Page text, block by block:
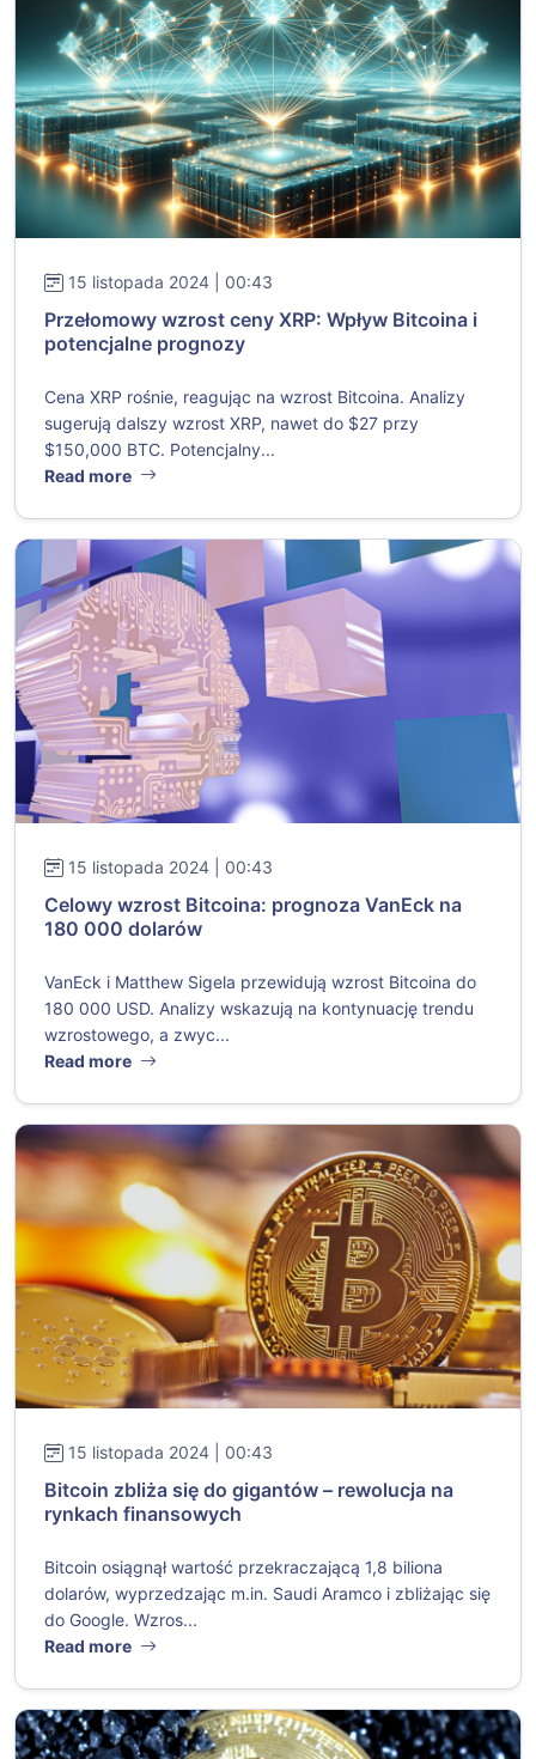
15 listopada 2024 | 00:43
Przełomowy wzrost ceny XRP: Wpływ Bitcoina i
potencjalne prognozy
Cena XRP rośnie, reagując na wzrost Bitcoina. Analizy
sugerują dalszy wzrost XRP, nawet do $27 przy
$150,000 BTC. Potencjalny...
Read more
15 listopada 2024 | 00:43
Celowy wzrost Bitcoina: prognoza VanEck na
180 000 dolarów
VanEck i Matthew Sigela przewidują wzrost Bitcoina do
180 000 USD. Analizy wskazują na kontynuację trendu
wzrostowego, a zwyc...
Read more
15 listopada 2024 | 00:43
Bitcoin zbliża się do gigantów – rewolucja na
rynkach finansowych
Bitcoin osiągnął wartość przekraczającą 1,8 biliona
dolarów, wyprzedzając m.in. Saudi Aramco i zbliżając się
do Google. Wzros...
Read more